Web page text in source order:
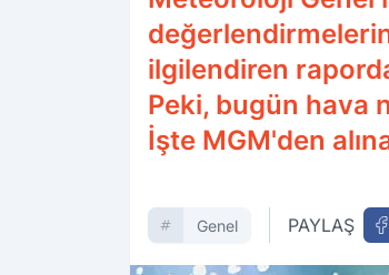
ilgilendiren
Peki, bugün hava
İşte MGM'den
Genel PAYLAŞ